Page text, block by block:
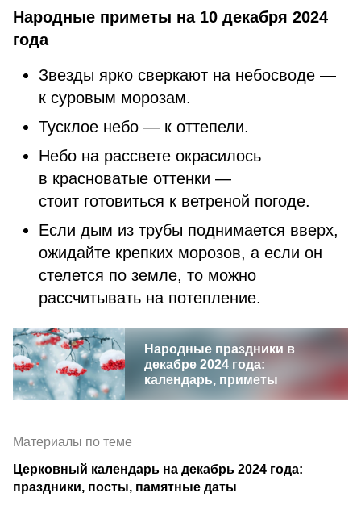
Народные приметы на 10 декабря 2024
года
Звезды ярко сверкают на небосводе —
к суровым морозам.
Тусклое небо — к оттепели.
Небо на рассвете окрасилось
в красноватые оттенки —
стоит готовиться к ветреной погоде.
Если дым из трубы поднимается вверх,
ожидайте крепких морозов, а если он
стелется по земле, то можно
рассчитывать на потепление.
Народные праздники в
декабре 2024 года:
календарь, приметы
Материалы по теме
Церковный календарь на декабрь 2024 года:
праздники, посты, памятные даты